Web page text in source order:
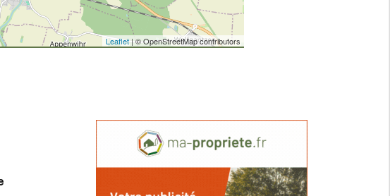
Leaflet| © OpenStreetMap contributors